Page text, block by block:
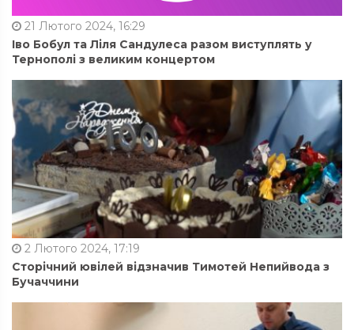
21 Лютого 2024, 16:29
Іво Бобул та Ліля Сандулеса разом виступлять у
Тернополі з великим концертом
2 Лютого 2024, 17:19
Сторічний ювілей відзначив Тимотей Непийвода з
Бучаччини